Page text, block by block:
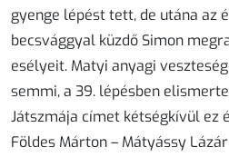
gyenge lépést tett, de utána az
becsvággyal küzdő Simon
esélyeit. Matyi anyagi
semmi, a 39. lépésben
Játszmája címet kétségkívül ez
Földes Márton – Mátyássy